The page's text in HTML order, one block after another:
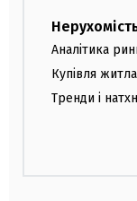
Аналітика
Купівля житла
Тренди і